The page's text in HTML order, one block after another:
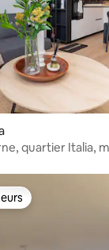
quartier Italia,